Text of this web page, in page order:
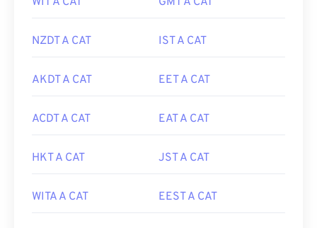
NZDT A CAT IST A CAT
AKDT A CAT EET A CAT
ACDT A CAT EAT A CAT
HKT A CAT JST A CAT
WITA A CAT EEST A CAT